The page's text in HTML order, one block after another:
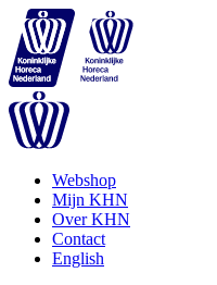
Webshop
Mijn KHN
Over KHN
Contact
English